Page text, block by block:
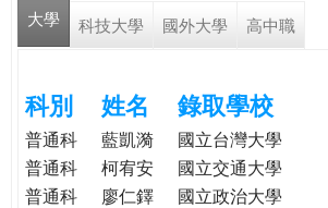
格。
e
e
r
大學 (active tab)
科技大學 國外大學 高中職
科別 姓名 錄取學校
普通科 藍凱漪 國立台灣大學
普通科
柯宥安 國立交通大學
普通科
廖仁鐸 國立政治大學